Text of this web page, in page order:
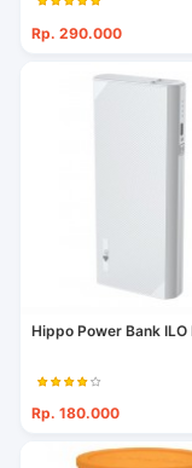
Rp. 290.000
Hippo Power Bank ILO
Rp. 180.000